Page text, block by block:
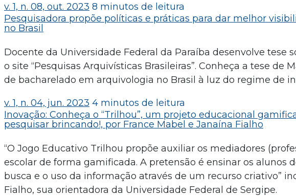
v. 1, n. 08, out. 2023 8 minutos de leitura
Pesquisadora propõe políticas e práticas para dar melhor
no Brasil
Docente da Universidade Federal da Paraíba desenvolve tese
o site “Pesquisas Arquivísticas Brasileiras”. Conheça a tese de
de bacharelado em arquivologia no Brasil à luz do regime de
v. 1, n. 04, jun. 2023 4 minutos de leitura
Inovação: Conheça o “Trilhou”, um projeto educacional
pesquisar brincando!, por France Mabel e Janaína Fialho
“O Jogo Educativo Trilhou propõe auxiliar os mediadores
escolar de forma gamificada. A pretensão é ensinar os alunos
busca e o uso da informação através de um recurso criativo”
Fialho, sua orientadora da Universidade Federal de Sergipe.